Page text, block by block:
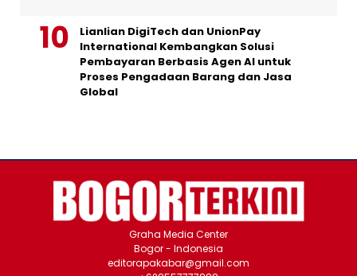
Lianlian DigiTech dan UnionPay
International Kembangkan Solusi
Pembayaran Berbasis Agen AI untuk
Proses Pengadaan Barang dan Jasa
Global
Graha Media Center
Bogor - Indonesia
editorapakabar@gmail.com